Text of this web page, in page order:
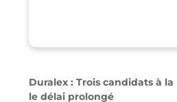
Duralex : Trois candidats à
le délai prolongé